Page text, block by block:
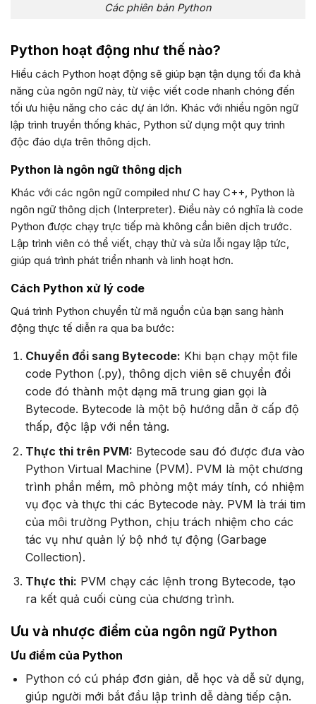
Các phiên bản Python
Python hoạt động như thế nào?
Hiểu cách Python hoạt động sẽ giúp bạn tận dụng tối đa khả
năng của ngôn ngữ này, từ việc viết code nhanh chóng đến
tối ưu hiệu năng cho các dự án lớn. Khác với nhiều ngôn ngữ
lập trình truyền thống khác, Python sử dụng một quy trình
độc đáo dựa trên thông dịch.
Python là ngôn ngữ thông dịch
Khác với các ngôn ngữ compiled như C hay C++, Python là
ngôn ngữ thông dịch (Interpreter). Điều này có nghĩa là code
Python được chạy trực tiếp mà không cần biên dịch trước.
Lập trình viên có thể viết, chạy thử và sửa lỗi ngay lập tức,
giúp quá trình phát triển nhanh và linh hoạt hơn.
Cách Python xử lý code
Quá trình Python chuyển từ mã nguồn của bạn sang hành
động thực tế diễn ra qua ba bước:
Chuyển đổi sang Bytecode: Khi bạn chạy một file
code Python (.py), thông dịch viên sẽ chuyển đổi
code đó thành một dạng mã trung gian gọi là
Bytecode. Bytecode là một bộ hướng dẫn ở cấp độ
thấp, độc lập với nền tảng.
Thực thi trên PVM: Bytecode sau đó được đưa vào
Python Virtual Machine (PVM). PVM là một chương
trình phần mềm, mô phỏng một máy tính, có nhiệm
vụ đọc và thực thi các Bytecode này. PVM là trái tim
của môi trường Python, chịu trách nhiệm cho các
tác vụ như quản lý bộ nhớ tự động (Garbage
Collection).
Thực thi: PVM chạy các lệnh trong Bytecode, tạo
ra kết quả cuối cùng của chương trình.
Ưu và nhược điểm của ngôn ngữ Python
Ưu điểm của Python
Python có cú pháp đơn giản, dễ học và dễ sử dụng,
giúp người mới bắt đầu lập trình dễ dàng tiếp cận.